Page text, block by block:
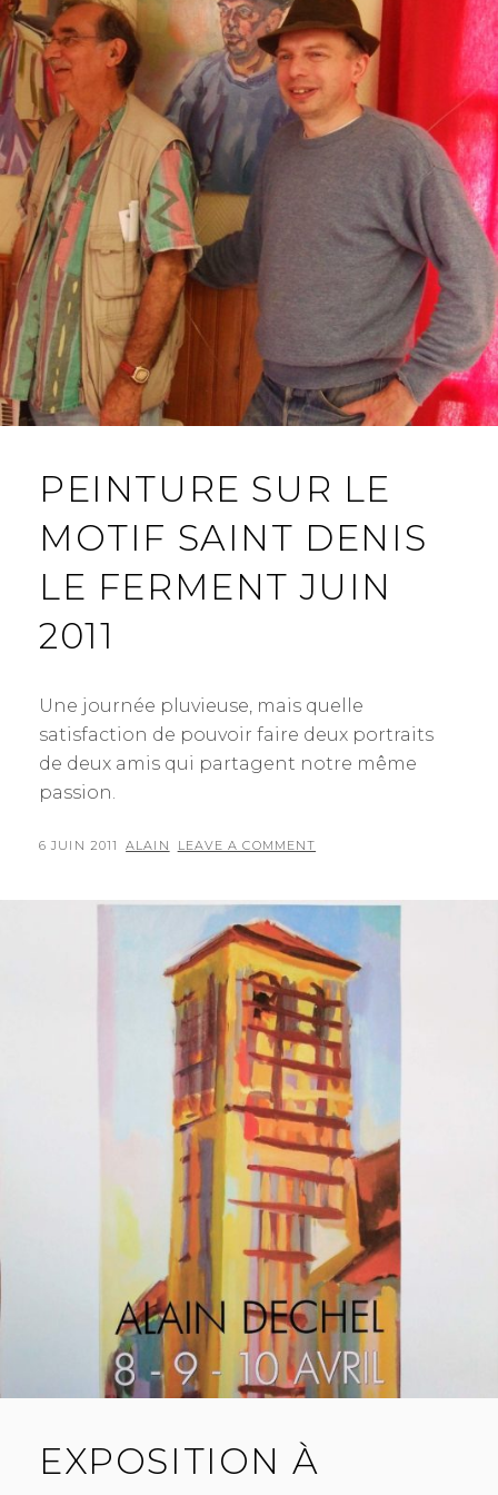
PEINTURE SUR LE
MOTIF SAINT DENIS
LE FERMENT JUIN
2011
Une journée pluvieuse, mais quelle
satisfaction de pouvoir faire deux portraits
de deux amis qui partagent notre même
passion.
POSTED
6 JUIN 2011 BY
ALAIN LEAVE A COMMENT
EXPOSITION À